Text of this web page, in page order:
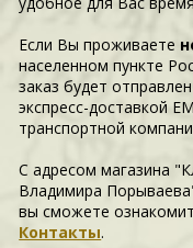
Если Вы проживаете
населенном пункте
заказ будет
экспресс-доставкой
транспортной
С адресом магазина
Владимира
вы сможете
Контакты.